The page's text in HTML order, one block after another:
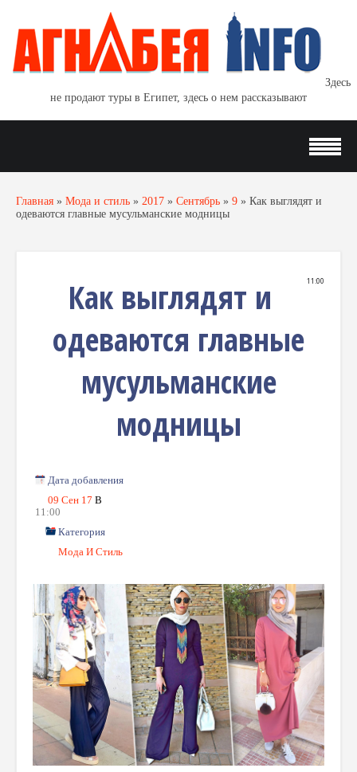
Здесь
не продают туры в Египет, здесь о нем рассказывают
Главная » Мода и стиль » 2017 » Сентябрь » 9 » Как выглядят и
одеваются главные мусульманские модницы
11:00
Как выглядят и
одеваются главные
мусульманские
модницы
Дата добавления
09 Сен 17 В
11:00
Категория
Мода И Стиль